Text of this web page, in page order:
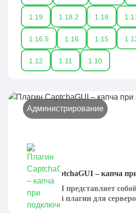
1.19 1.18.2 1.18
1.16.5 1.16 1.15
1.12 1.11 1.10
Администрирование
Плагин CaptchaGUI – капча
CaptchaGUI представляет
интересный плагин для